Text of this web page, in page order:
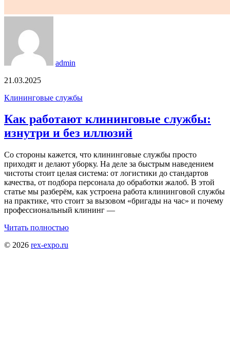
admin
21.03.2025
Клининговые службы
Как работают клининговые службы:
изнутри и без иллюзий
Со стороны кажется, что клининговые службы просто
приходят и делают уборку. На деле за быстрым наведением
чистоты стоит целая система: от логистики до стандартов
качества, от подбора персонала до обработки жалоб. В этой
статье мы разберём, как устроена работа клининговой службы
на практике, что стоит за вызовом «бригады на час» и почему
профессиональный клининг —
Читать полностью
© 2026 rex-expo.ru